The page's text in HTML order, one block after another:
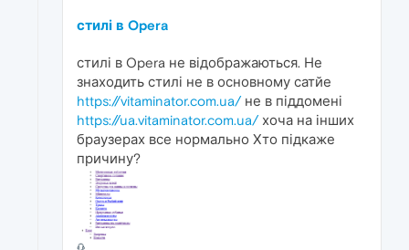
стилі в Opera
стилі в Opera не відображаються. Не
знаходить стилі не в основному сатйе
https://vitaminator.com.ua/не в піддомені
https://ua.vitaminator.com.ua/хоча на інших
браузерах все нормально Хто підкаже
причину?